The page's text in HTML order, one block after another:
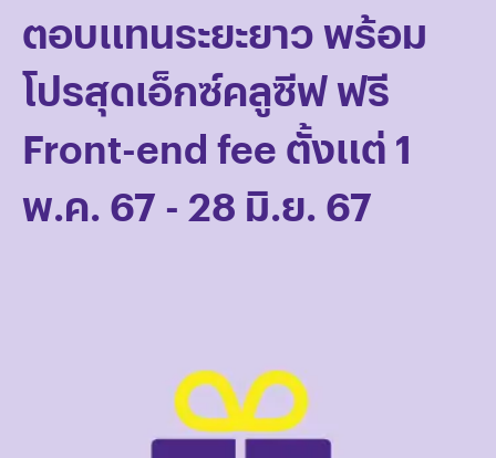
ตอบแทนระยะยาว พร้อม
โปรสุดเอ็กซ์คลูซีฟ ฟรี
Front-end fee ตั้งแต่ 1
พ.ค. 67 - 28 มิ.ย. 67